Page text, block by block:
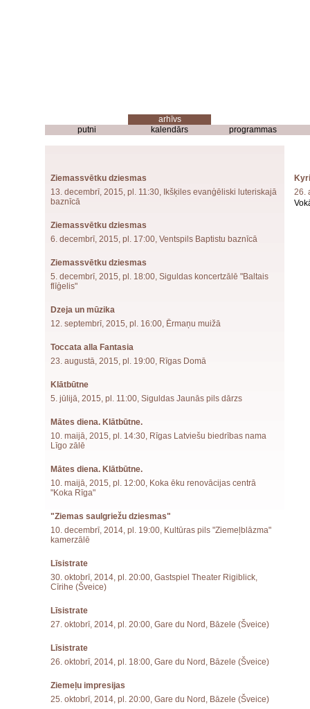
putni kalendārs programmas
Ziemassvētku dziesmas
13. decembrī, 2015, pl. 11:30, Ikšķiles evanģēliski luteriskajā
baznīcā
Ziemassvētku dziesmas
6. decembrī, 2015, pl. 17:00, Ventspils Baptistu baznīcā
Ziemassvētku dziesmas
5. decembrī, 2015, pl. 18:00, Siguldas koncertzālē "Baltais
flīģelis"
Dzeja un mūzika
12. septembrī, 2015, pl. 16:00, Ērmaņu muižā
Toccata alla Fantasia
23. augustā, 2015, pl. 19:00, Rīgas Domā
Klātbūtne
5. jūlijā, 2015, pl. 11:00, Siguldas Jaunās pils dārzs
Mātes diena. Klātbūtne.
10. maijā, 2015, pl. 14:30, Rīgas Latviešu biedrības nama
Līgo zālē
Mātes diena. Klātbūtne.
10. maijā, 2015, pl. 12:00, Koka ēku renovācijas centrā
"Koka Rīga"
"Ziemas saulgriežu dziesmas"
10. decembrī, 2014, pl. 19:00, Kultūras pils "Ziemeļblāzma"
kamerzālē
Līsistrate
30. oktobrī, 2014, pl. 20:00, Gastspiel Theater Rigiblick,
Cīrihe (Šveice)
Līsistrate
27. oktobrī, 2014, pl. 20:00, Gare du Nord, Bāzele (Šveice)
Līsistrate
26. oktobrī, 2014, pl. 18:00, Gare du Nord, Bāzele (Šveice)
Ziemeļu impresijas
25. oktobrī, 2014, pl. 20:00, Gare du Nord, Bāzele (Šveice)
26.